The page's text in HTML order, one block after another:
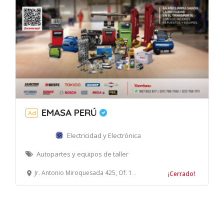
Ad EMASA PERÚ
Electricidad y Electrónica
Autopartes y equipos de taller
Jr. Antonio Miroquesada 425, Of. 1509, Magdalena del Mar, Lima ¡Cerrado!